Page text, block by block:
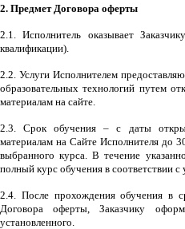
2. Предмет Договора оферты
2.1. Исполнитель оказывает
квалификации).
2.2. Услуги Исполнителем
образовательных технологий путем
материалам на сайте.
2.3. Срок обучения – с даты
материалам на Сайте Исполнителя до
выбранного курса. В течение
полный курс обучения в соответствии
2.4. После прохождения обучения в
Договора оферты, Заказчику
установленного.